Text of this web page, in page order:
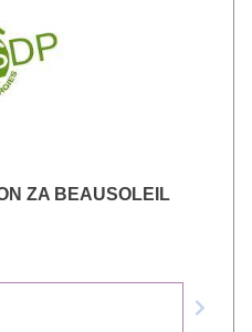
ZA BEAUSOLEIL
Next